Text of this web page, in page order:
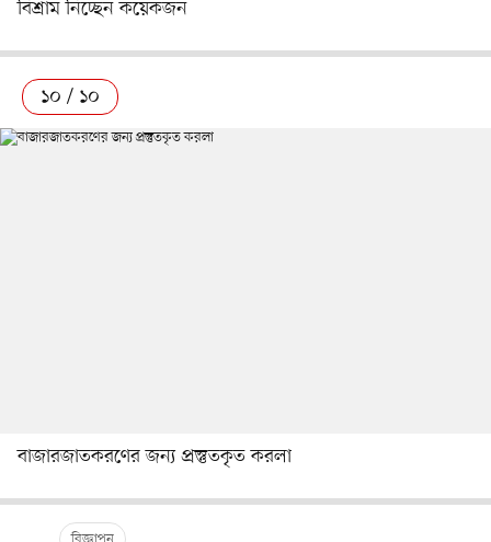
বিশ্রাম নিচ্ছেন কয়েকজন
১০ / ১০
বাজারজাতকরণের জন্য প্রস্তুতকৃত করলা